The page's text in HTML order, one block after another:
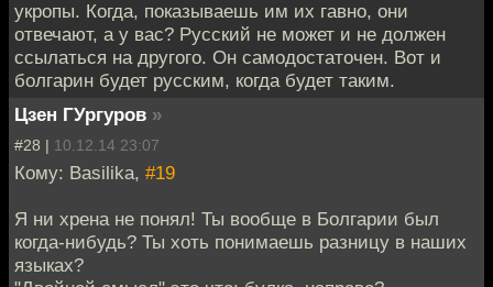
укропы. Когда, показываешь им их гавно, они
отвечают, а у вас? Русский не может и не должен
ссылаться на другого. Он самодостаточен. Вот и
болгарин будет русским, когда будет таким.
Цзен ГУргуров »
#28 | 10.12.14 23:07
Кому: Basilika, #19
Я ни хрена не понял! Ты вообще в Болгарии был
когда-нибудь? Ты хоть понимаешь разницу в наших
языках?